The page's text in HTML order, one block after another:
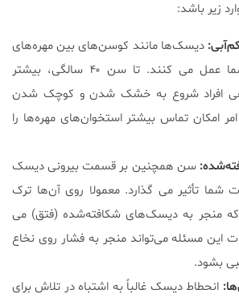
زیر باشد:
دیسک‌ها مانند کوسن‌های بین مهره‌های
ستون فقرات شما عمل می کنند. تا سن ۴۰ سالگی، بیشتر
افراد شروع به خشک شدن و کوچک شدن
امکان تماس بیشتر استخوان‌های مهره‌ها را
سن همچنین بر قسمت بیرونی دیسک
شما تأثیر می گذارد. معمولا روی آن‌ها ترک‌
که منجر به دیسک‌های شکافته‌شده (فتق) می
این مسئله می‌تواند منجر به فشار روی نخاع
بشود.
انحطاط دیسک غالباً به اشتباه در تلاش برای